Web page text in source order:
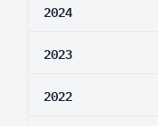
2024
2023
2022